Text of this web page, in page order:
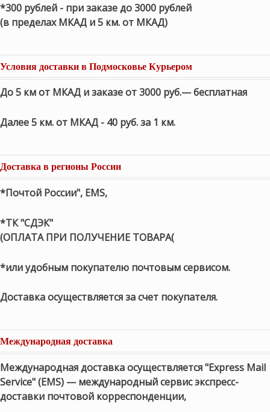
*300 рублей - при заказе до 3000 рублей
(в пределах МКАД и 5 км. от МКАД)
Условия доставки в Подмосковье Курьером
До 5 км от МКАД и заказе от 3000 руб.— бесплатная
Далее 5 км. от МКАД - 40 руб. за 1 км.
Доставка в регионы России
*Почтой России", EMS,
*ТК "СДЭК"
(ОПЛАТА ПРИ ПОЛУЧЕНИЕ ТОВАРА(
*или удобным покупателю почтовым сервисом.
Доставка осуществляется за счет покупателя.
Международная доставка
Международная доставка осуществляется "Express Mail
Service" (EMS) — международный сервис экспресс-
доставки почтовой корреспонденции,